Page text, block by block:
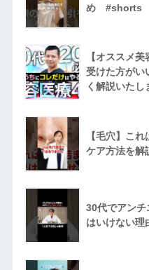
め #shorts
【オススメ
受けた方がい
く解説いたし
【毛穴】こ
ケア方法を解
30代でアンチ
はいけない理